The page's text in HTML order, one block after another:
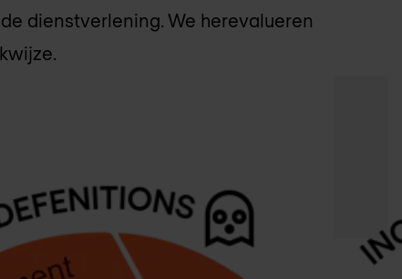
dienstverlening. We herevalueren